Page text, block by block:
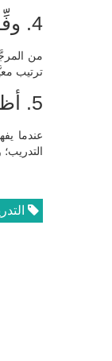
4. وفِّر فرصاً للتعلُّم:
من
ترتيب
5. أظهِر فوائد التدريب:
عندما